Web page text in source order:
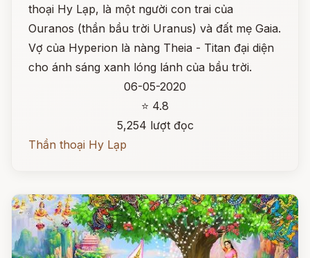
thoại Hy Lạp, là một người con trai của
Ouranos (thần bầu trời Uranus) và đất mẹ Gaia.
Vợ của Hyperion là nàng Theia - Titan đại diện
cho ánh sáng xanh lóng lánh của bầu trời.
06-05-2020
⭐ 4.8
5,254 lượt đọc
Thần thoại Hy Lạp